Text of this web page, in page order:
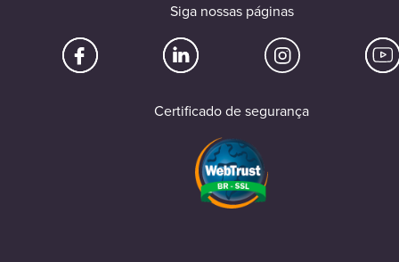
Siga nossas páginas
Certificado de segurança